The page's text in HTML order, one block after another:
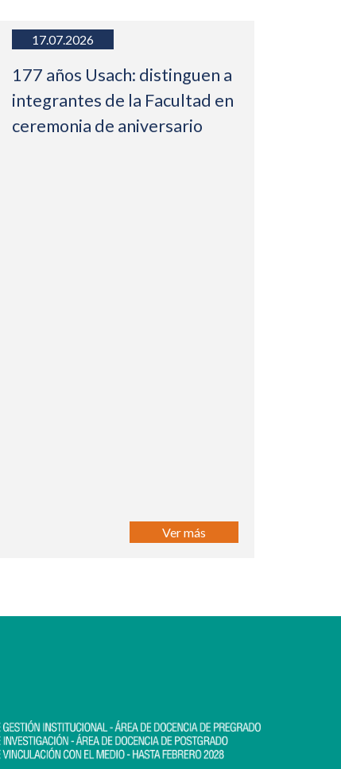
17.07.2026
177 años Usach: distinguen a
integrantes de la Facultad en
ceremonia de aniversario
Ver más